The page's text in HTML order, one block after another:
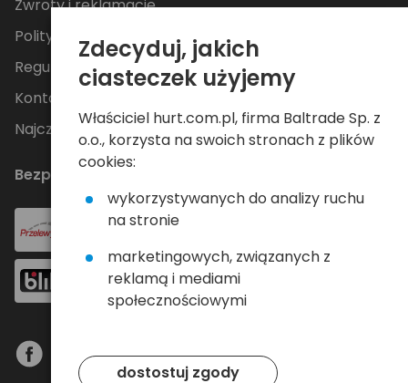
Zwroty i reklamacje
Polityka Prywatności
Regulamin
Kontakt
Najczęściej zadawane pytania
Bezpieczne płatności
Zdecyduj, jakich
ciasteczek użyjemy
Właściciel hurt.com.pl, firma Baltrade Sp. z
o.o., korzysta na swoich stronach z plików
cookies:
wykorzystywanych do analizy ruchu
na stronie
marketingowych, związanych z
reklamą i mediami
społecznościowymi
dostostuj zgody